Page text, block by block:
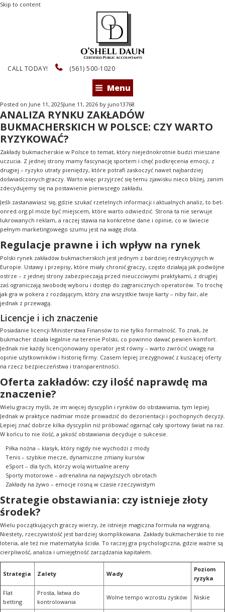
Skip to content
CALL TODAY! (561) 500-1020
Menu
Posted on June 11, 2025June 11, 2026 by juno13768
ANALIZA RYNKU ZAKŁADÓW
BUKMACHERSKICH W POLSCE: CZY WARTO
RYZYKOWAĆ?
Zakłady bukmacherskie w Polsce to temat, który niejednokrotnie budzi mieszane
uczucia. Z jednej strony mamy fascynację sportem i chęć podkręcenia emocji, z
drugiej – ryzyko utraty pieniędzy, które potrafi zaskoczyć nawet najbardziej
doświadczonych graczy. Warto więc przyjrzeć się temu zjawisku nieco bliżej, zanim
zdecydujemy się na postawienie pierwszego zakładu.
Jeśli zastanawiasz się, gdzie szukać rzetelnych informacji i aktualnych analiz, to bet-
onred.org.pl może być miejscem, które warto odwiedzić. Strona ta nie serwuje
lukrowanych reklam, a raczej stawia na konkretne dane i opinie, co w świecie
pełnym marketingowego szumu jest na wagę złota.
Regulacje prawne i ich wpływ na rynek
Polski rynek zakładów bukmacherskich jest jednym z bardziej restrykcyjnych w
Europie. Ustawy i przepisy, które miały chronić graczy, często działają jak podwójne
ostrze – z jednej strony zabezpieczają przed nieuczciwymi praktykami, z drugiej
zaś ograniczają swobodę wyboru i dostęp do zagranicznych operatorów. To trochę
jak gra w pokera z rozdającym, który zna wszystkie twoje karty – niby fair, ale
jednak z przewagą.
Licencje i ich znaczenie
Posiadanie licencji Ministerstwa Finansów to nie tylko formalność. To znak, że
bukmacher działa legalnie na terenie Polski, co powinno dawać pewien komfort.
Jednak nie każdy licencjonowany operator jest równy – warto zwrócić uwagę na
opinie użytkowników i historię firmy. Czasem lepiej zrezygnować z kuszącej oferty
na rzecz bezpieczeństwa i transparentności.
Oferta zakładów: czy ilość naprawdę ma
znaczenie?
Wielu graczy myśli, że im więcej dyscyplin i rynków do obstawiania, tym lepiej.
Jednak w praktyce nadmiar może prowadzić do dezorientacji i pochopnych decyzji.
Lepiej znać dobrze kilka dyscyplin niż próbować ogarnąć cały sportowy świat na raz.
W końcu to nie ilość, a jakość obstawiania decyduje o sukcesie.
Piłka nożna – klasyk, który nigdy nie wychodzi z mody
Tenis – szybkie mecze, dynamiczne zmiany kursów
eSport – dla tych, którzy wolą wirtualne areny
Sporty motorowe – adrenalina na najwyższych obrotach
Zakłady na żywo – emocje rosną w czasie rzeczywistym
Strategie obstawiania: czy istnieje złoty
środek?
Wielu początkujących graczy wierzy, że istnieje magiczna formuła na wygraną.
Niestety, rzeczywistość jest bardziej skomplikowana. Zakłady bukmacherskie to nie
loteria, ale też nie matematyka ścisła. To raczej gra psychologiczna, gdzie ważne są
cierpliwość, analiza i umiejętność zarządzania kapitałem.
Strategia Zalety Wady
Poziom
ryzyka
Flat
betting
Prosta, łatwa do
kontrolowania
Wolne tempo wzrostu zysków Niskie